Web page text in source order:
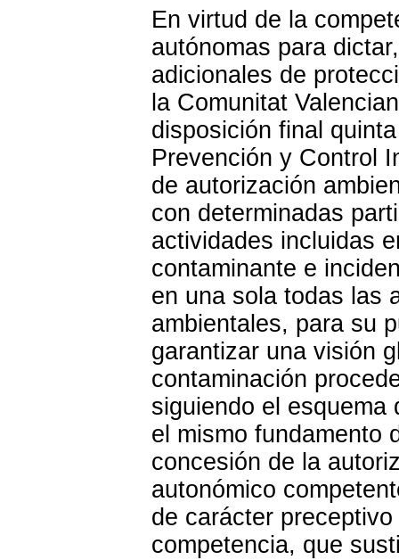
En virtud de la
autónomas para
adicionales de
la Comunitat
disposición final
Prevención y Control
de autorización
con determinadas
actividades incluidas
contaminante e
en una sola todas las
ambientales, para su
garantizar una visión
contaminación
siguiendo el
el mismo fundamento
concesión de la
autonómico
de carácter
competencia, que